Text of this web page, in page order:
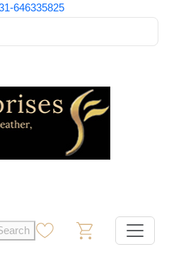
646335825